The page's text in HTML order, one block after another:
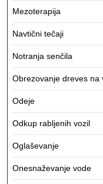
Mezoterapija
Navtični tečaji
Notranja senčila
Obrezovanje dreves na
Odeje
Odkup rabljenih vozil
Oglaševanje
Onesnaževanje vode